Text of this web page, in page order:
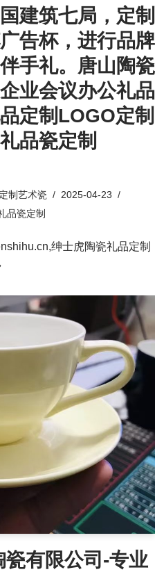
建筑七局，定制
告杯，进行品牌
手礼。唐山陶瓷
业会议办公礼品
定制LOGO定制
品瓷定制
制艺术瓷
2025-04-23
品瓷定制
绅士虎陶瓷礼品定制
瓷有限公司-专业